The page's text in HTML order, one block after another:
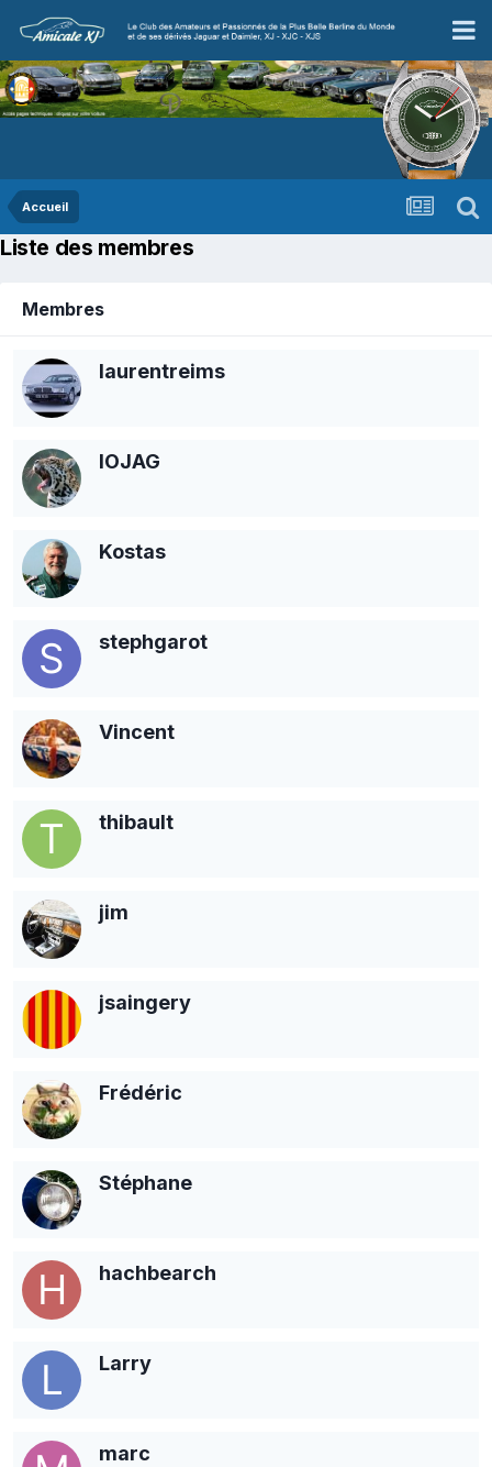
Accueil
Liste des membres
Membres
laurentreims
IOJAG
Kostas
stephgarot
Vincent
thibault
jim
jsaingery
Frédéric
Stéphane
hachbearch
Larry
marc